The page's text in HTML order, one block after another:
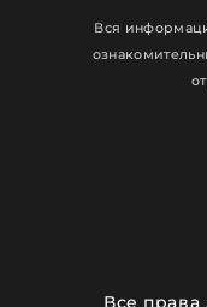
Вся
Все